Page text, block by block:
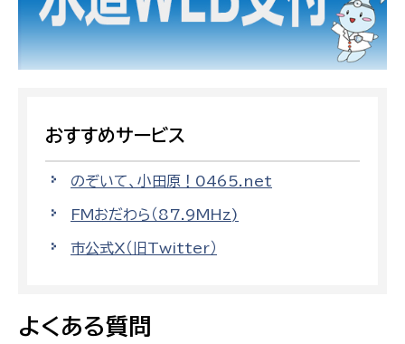
おすすめサービス
のぞいて、小田原！0465.net
FMおだわら（87.9MHz)
市公式X（旧Twitter）
よくある質問